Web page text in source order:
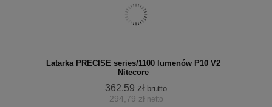
Latarka PRECISE series/1100 lumenów P10 V2
Nitecore
362,59 zł brutto
294,79 zł netto